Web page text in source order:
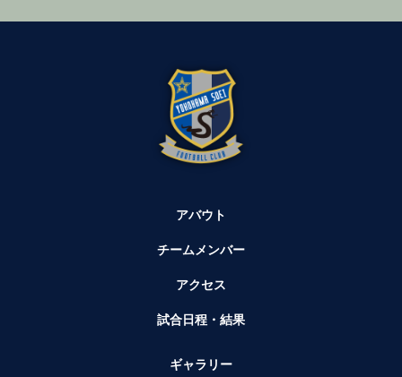
アバウト
チームメンバー
アクセス
試合日程・結果
ギャラリー